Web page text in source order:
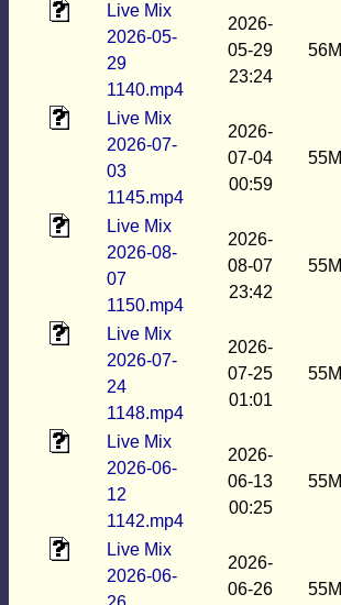
Live Mix
2026-05-
29
1140.mp4
2026-
05-29
23:24
56M
Live Mix
2026-07-
03
1145.mp4
2026-
07-04
00:59
55M
Live Mix
2026-08-
07
1150.mp4
2026-
08-07
23:42
55M
Live Mix
2026-07-
24
1148.mp4
2026-
07-25
01:01
55M
Live Mix
2026-06-
12
1142.mp4
2026-
06-13
00:25
55M
Live Mix
2026-06-
2026-
06-26
55M